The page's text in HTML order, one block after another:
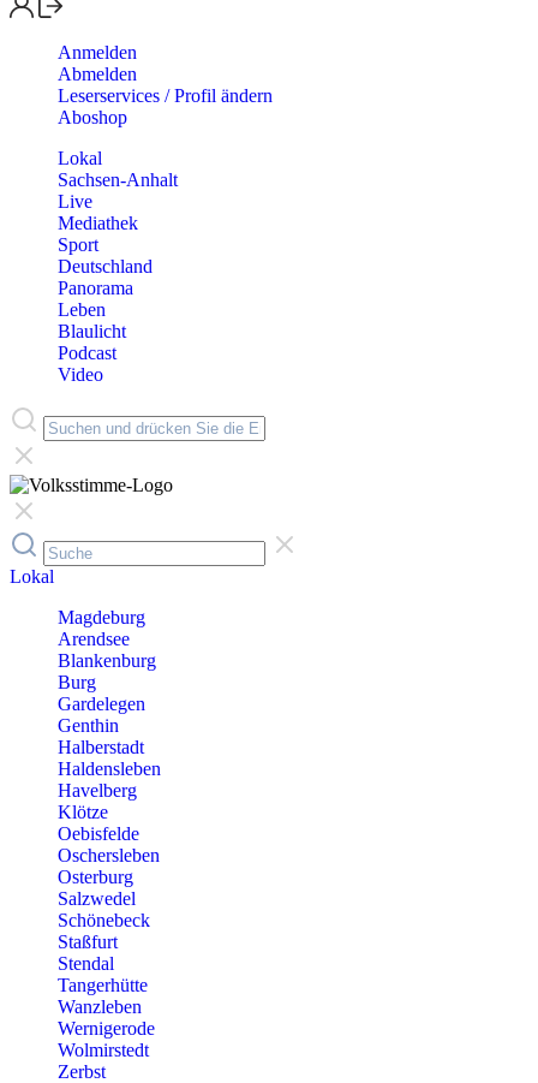
Anmelden
Abmelden
Leserservices / Profil ändern
Aboshop
Lokal
Sachsen-Anhalt
Live
Mediathek
Sport
Deutschland
Panorama
Leben
Blaulicht
Podcast
Video
Lokal
Magdeburg
Arendsee
Blankenburg
Burg
Gardelegen
Genthin
Halberstadt
Haldensleben
Havelberg
Klötze
Oebisfelde
Oschersleben
Osterburg
Salzwedel
Schönebeck
Staßfurt
Stendal
Tangerhütte
Wanzleben
Wernigerode
Wolmirstedt
Zerbst